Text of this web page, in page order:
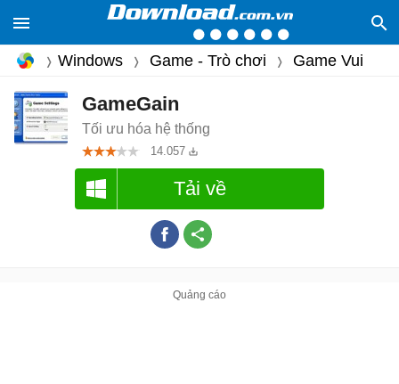
Windows Game - Trò chơi Game Vui
GameGain
Tối ưu hóa hệ thống
14.057
Tải về